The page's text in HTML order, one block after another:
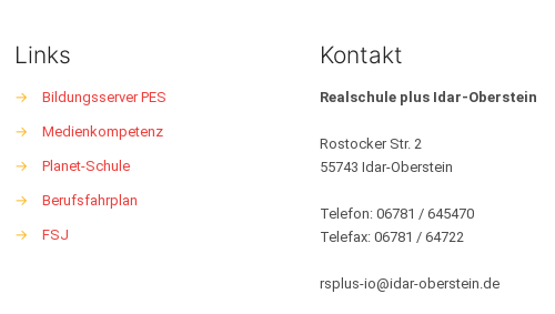
Links
→ Bildungsserver PES
→ Medienkompetenz
→ Planet-Schule
→ Berufsfahrplan
→ FSJ
Kontakt
Realschule plus Idar-Oberstein
Rostocker Str. 2
55743 Idar-Oberstein
Telefon: 06781 / 645470
Telefax: 06781 / 64722
rsplus-io@idar-oberstein.de